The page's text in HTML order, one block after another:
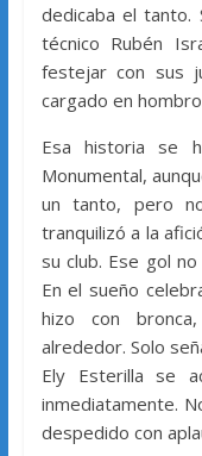
dedicaba el tanto.
técnico Rubén
festejar con sus
cargado en
Esa historia se
Monumental,
un tanto, pero
tranquilizó a la
su club. Ese gol
En el sueño
hizo con
alrededor. Solo
Ely Esterilla se
inmediatamente.
despedido con